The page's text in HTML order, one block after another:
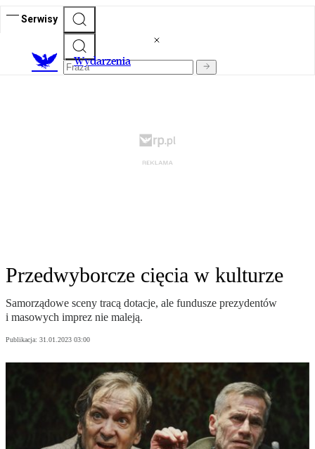
Serwisy
Wydarzenia
Przedwyborcze cięcia w kulturze
Samorządowe sceny tracą dotacje, ale fundusze prezydentów
i masowych imprez nie maleją.
Publikacja: 31.01.2023 03:00